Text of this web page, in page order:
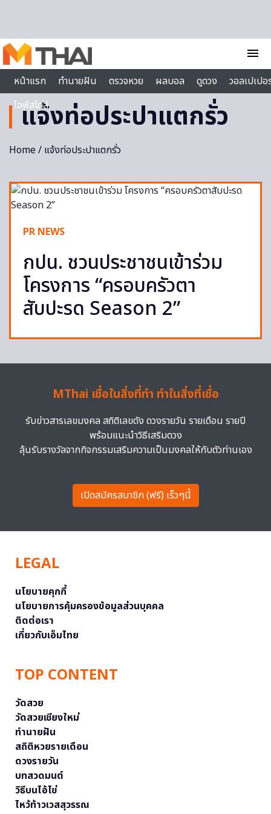
menu
หน้าแรก
ทำนายฝัน ตรวจหวย ผลบอล ดูดวง
วอลเปเป
ไลฟ์สไตล์
แจ้งท่อประปาแตกรั่ว
Home/ แจ้งท่อประปาแตกรั่ว
PR NEWS
กปน. ชวนประชาชนเข้าร่วม
โครงการ “ครอบครัวตา
สับปะรด Season 2”
MThai เชื่อในสิ่งที่ทำ ทำในสิ่งที่เชื่อ
รับข่าวสารเลขมงคล สถิติเลขดัง ดวงรายวัน รายเดือน รายปี
พร้อมแนะนำวิธีเสริมดวง
ลุ้นรับรางวัลจากกิจกรรมเสริมความเป็นมงคลให้กับตัวท่านเอง
เปิดสมัครสมาชิก (ฟรี) เร็วๆนี้
LEGAL
นโยบายคุกกี้
นโยบายการคุ้มครองข้อมูลส่วนบุคคล
ติดต่อเรา
เกี่ยวกับเอ็มไทย
TOP CONTENT
วัดสวย
วัดสวยเชียงใหม่
ทำนายฝัน
สถิติหวยรายเดือน
ดวงรายวัน
บทสวดมนต์
วิธีบนไอ้ไข่
ไหว้ท้าวเวสสุวรรณ